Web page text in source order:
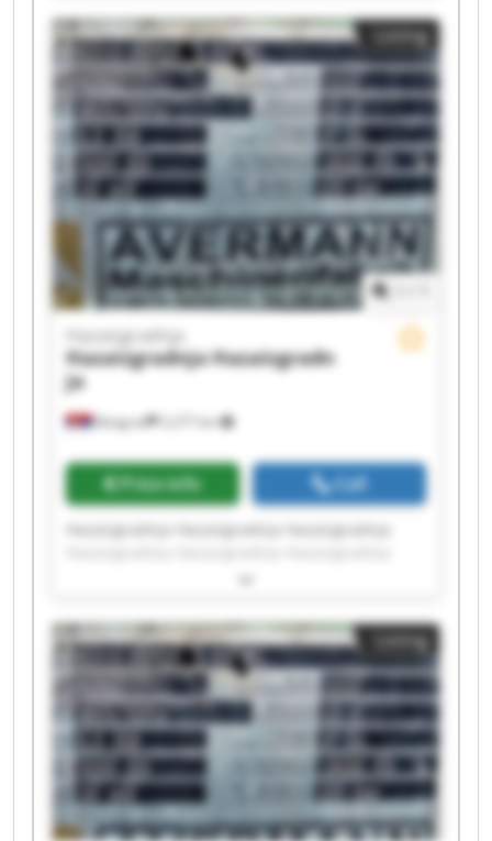
Hazaizgradnja Hazaizgradnja Hazaizgradnja
Hazaizgradnja Hazaizgradnja Hazaizgradnja
Hazaizgradnja Hazaizgradnja
Listing
Beograd 2,277 km
Hazaizgradnja
HazaizgradnjaHazaizgradn
ja
Price info Call
Hazaizgradnja Hazaizgradnja Hazaizgradnja
Hazaizgradnja Hazaizgradnja Hazaizgradnja
Hazaizgradnja Hazaizgradnja Hazaizgradnja
Hazaizgradnja Hazaizgradnja Hazaizgradnja
Hazaizgradnja Hazaizgradnja
Listing